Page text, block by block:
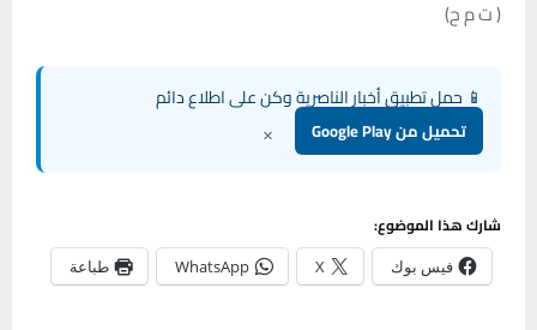
( ت م ح)
📱 حمل تطبيق أخبار الناصرية وكن على اطلاع دائم
تحميل من Google Play ×
شارك هذا الموضوع:
فيس بوك X
WhatsApp طباعة